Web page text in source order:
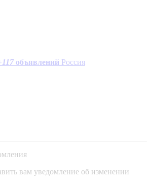
117 объявлений Россия
вам уведомление об изменении